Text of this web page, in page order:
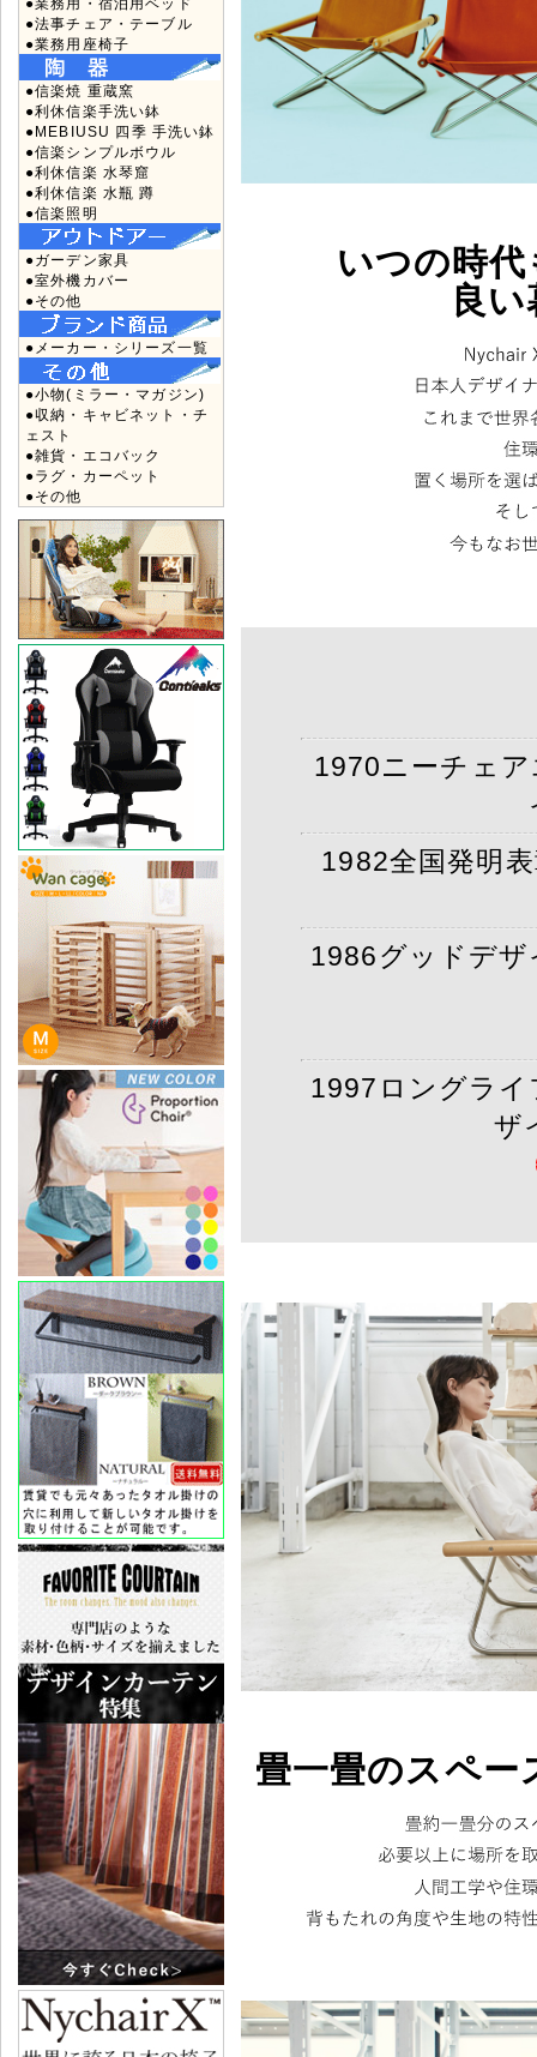
●法事チェア・テーブル
●業務用座椅子
●信楽焼 重蔵窯
●利休信楽手洗い鉢
●MEBIUSU 四季 手洗い鉢
●信楽シンプルボウル
●利休信楽 水琴窟
●利休信楽 水瓶 蹲
●信楽照明
●ガーデン家具
●室外機カバー
●その他
●メーカー・シリーズ一覧
●小物(ミラー・マガジン)
●収納・キャビネット・チ
ェスト
●雑貨・エコバック
●ラグ・カーペット
●その他
いつの時
良
1970ニーチェ
1982全国発明
1986グッドデザ
1997ロングライ
ザ
畳一畳のスペー